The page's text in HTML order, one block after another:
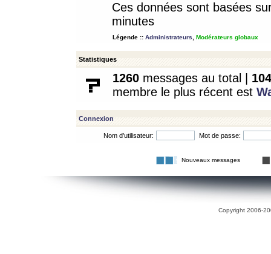
Ces données sont basées
minutes
Légende :: Administrateurs Modérateurs globaux
Statistiques
1260 messages au total | 104
membre le plus récent est
Connexion
Nom d’utilisateur: Mot de passe:
Nouveaux messages
Copyright 2006-